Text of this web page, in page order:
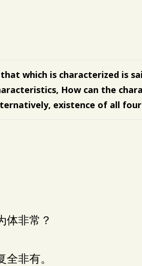
which is characterized is
How can the
existence of all four
体非常？
非有。